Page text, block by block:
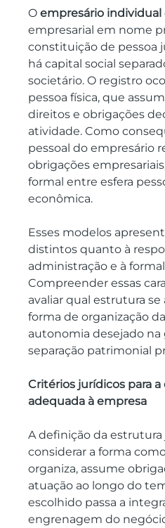
O empresário individual
empresarial em nome
constituição de pessoa
há capital social
societário. O registro
pessoa física, que
direitos e obrigações
atividade. Como
pessoal do empresário
obrigações
formal entre esfera
econômica.
Esses modelos
distintos quanto à
administração e à
Compreender essas
avaliar qual estrutura
forma de organização
autonomia desejado na
separação patrimonial
Critérios jurídicos para
adequada à empresa
A definição da
considerar a forma
organiza, assume
atuação ao longo do
escolhido passa a
engrenagem do